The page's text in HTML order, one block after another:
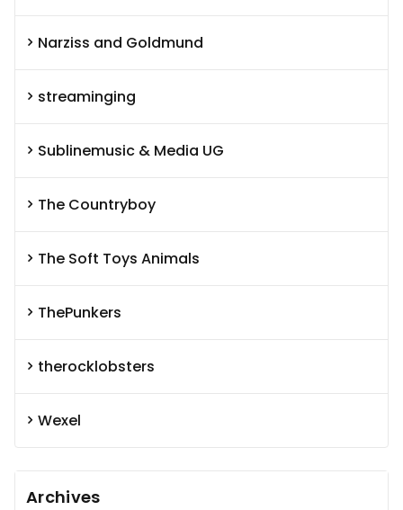
Narziss and Goldmund
streaminging
Sublinemusic & Media UG
The Countryboy
The Soft Toys Animals
ThePunkers
therocklobsters
Wexel
Archives